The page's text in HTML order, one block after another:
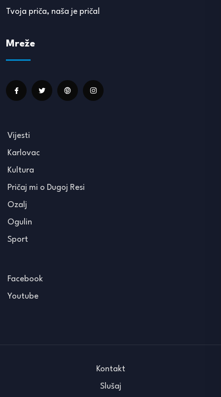
Tvoja priča, naša je priča!
Mreže
Vijesti
Karlovac
Kultura
Pričaj mi o Dugoj Resi
Ozalj
Ogulin
Sport
Facebook
Youtube
Kontakt
Slušaj